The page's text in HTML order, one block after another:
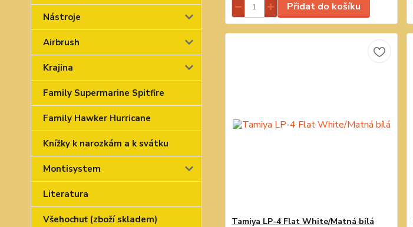
Nástroje
Airbrush
Krajina
Family Supermarine Spitfire
Family Hawker Hurricane
Knížky k narozkám a k svátku
Montisystem
Literatura
Všehochuť (zboží skladem)
Přidat do košíku
Tamiya LP-4 Flat White/Matná bílá